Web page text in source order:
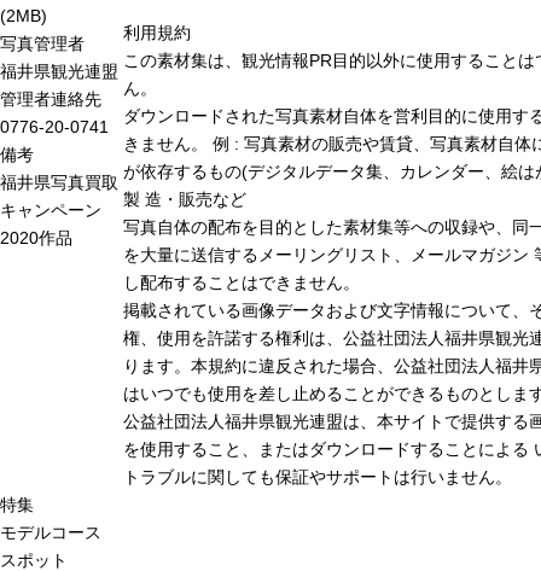
(2MB)
写真管理者
福井県観光連盟
管理者連絡先
0776-20-0741
備考
福井県写真買取
キャンペーン
2020作品
利用規約
この素材集は、観光情報PR目的以外に使用することは
ん。
ダウンロードされた写真素材自体を営利目的に使用す
きません。 例 : 写真素材の販売や賃貸、写真素材自体
が依存するもの(デジタルデータ集、カレンダー、絵は
製 造・販売など
写真自体の配布を目的とした素材集等への収録や、同
を大量に送信するメーリングリスト、メールマガジン
し配布することはできません。
掲載されている画像データおよび文字情報について、
権、使用を許諾する権利は、公益社団法人福井県観光
ります。本規約に違反された場合、公益社団法人福井
はいつでも使用を差し止めることができるものとしま
公益社団法人福井県観光連盟は、本サイトで提供する
を使用すること、またはダウンロードすることによる
トラブルに関しても保証やサポートは行いません。
特集
モデルコース
スポット